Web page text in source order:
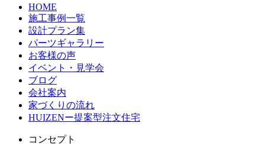
HOME
施工事例一覧
設計プラン集
パーツギャラリー
お客様の声
イベント・見学会
ブログ
会社案内
家づくりの流れ
HUIZENー提案型注文住宅
コンセプト